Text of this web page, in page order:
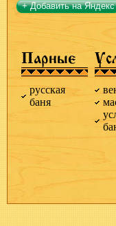
+ Добавить на Яндекс
Парные
русская
баня